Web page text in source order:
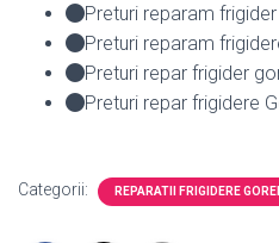
Preturi reparam
Preturi reparam
Preturi repar frigider
Preturi repar frigidere
Categorii: REPARATII FRIGIDERE